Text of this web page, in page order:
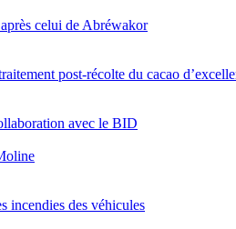
celui de Abréwakor
post-récolte du cacao
avec le BID
incendies des véhicules